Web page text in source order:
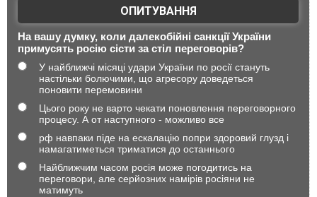
ОПИТУВАННЯ
На вашу думку, коли далекобійні санкції України
примусять росію сісти за стіл переговорів?
У найближчі місяці удари України по росії стануть
настільки болючими, що агресору доведеться
поновити перемовини
Цього року не варто чекати поновлення переговорного
процесу. А от наступного - можливо все
рф навпаки піде на ескалацію попри здоровий глузд і
намагатиметься триматися до останнього
Найближчим часом росія може погодитись на
переговори, але серйозних намірів росіяни не
матимуть